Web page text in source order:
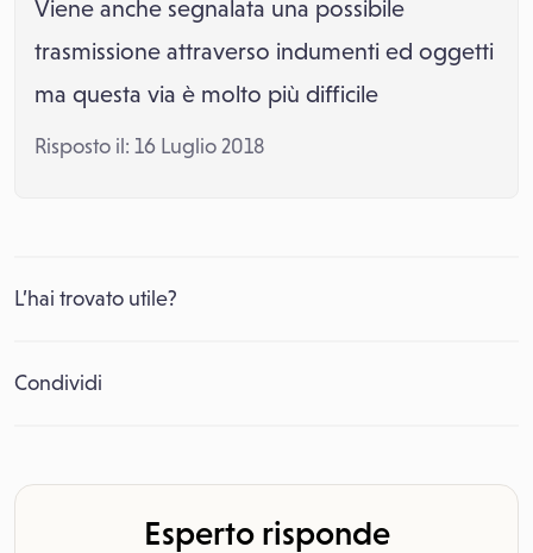
Viene anche segnalata una possibile
trasmissione attraverso indumenti ed oggetti
ma questa via è molto più difficile
Risposto il: 16 Luglio 2018
L’hai trovato utile?
Condividi
Esperto risponde